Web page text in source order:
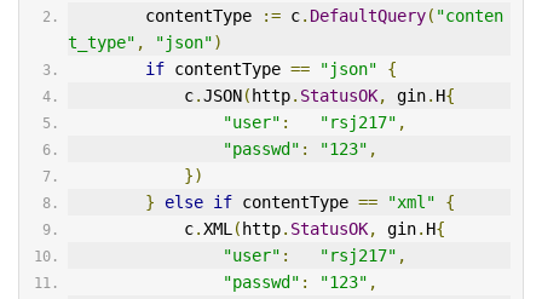
        contentType
:= c. DefaultQuery( "conten
t_type" , "json")
if contentType == "json"
{
            c
.JSON(http. StatusOK, gin. H{
"user" : "rsj217" ,
"passwd" : "123" ,
})
}
else if contentType == "xml"
{
            c
.XML (http. StatusOK, gin. H{
"user" : "rsj217" ,
"passwd" : "123" ,